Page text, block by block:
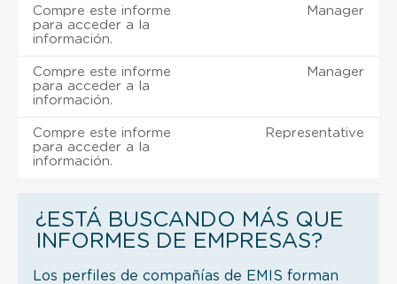
Compre este informe
para acceder a la
información.
Manager
Compre este informe
para acceder a la
información.
Manager
Compre este informe
para acceder a la
información.
Representative
¿ESTÁ BUSCANDO MÁS QUE
INFORMES DE EMPRESAS?
Los perfiles de compañías de EMIS forman